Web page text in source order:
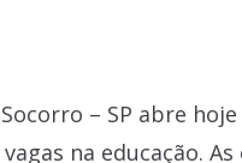
– SP abre
na educação. As